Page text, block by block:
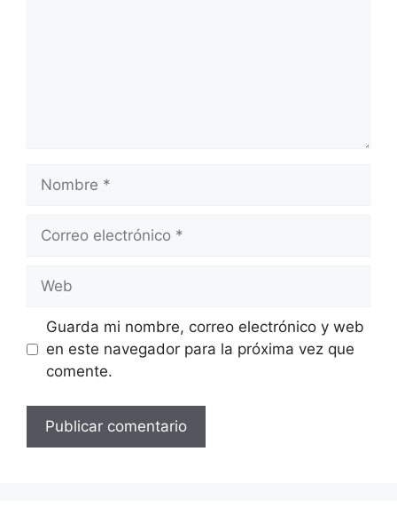
Guarda mi nombre, correo electrónico y web
en este navegador para la próxima vez que
comente.